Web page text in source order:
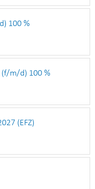
100 %
m/d) 100 %
(EFZ)